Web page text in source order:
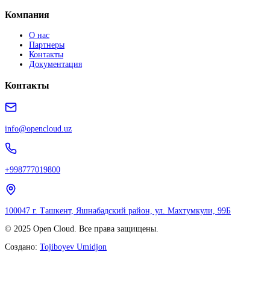
Компания
О нас
Партнеры
Контакты
Документация
Контакты
info@opencloud.uz
+998777019800
100047 г. Ташкент, Яшнабадский район, ул. Махтумкули, 99Б
© 2025 Open Cloud. Все права защищены.
Создано: Tojiboyev Umidjon